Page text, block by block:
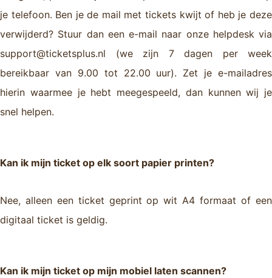
je telefoon. Ben je de mail met tickets kwijt of heb je deze
verwijderd? Stuur dan een e-mail naar onze helpdesk via
support@ticketsplus.nl (we zijn 7 dagen per week
bereikbaar van 9.00 tot 22.00 uur). Zet je e-mailadres
hierin waarmee je hebt meegespeeld, dan kunnen wij je
snel helpen.
Kan ik mijn ticket op elk soort papier printen?
Nee, alleen een ticket geprint op wit A4 formaat of een
digitaal ticket is geldig.
Kan ik mijn ticket op mijn mobiel laten scannen?